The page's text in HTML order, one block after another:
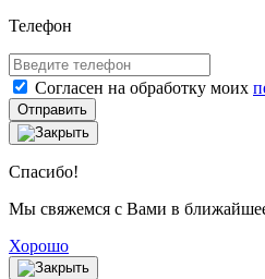
Телефон
Согласен на обработку моих
Отправить
Спасибо!
Мы свяжемся с Вами в
Хорошо